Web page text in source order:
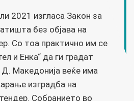
2021 изгласа Закон за
без објава на
Со тоа практично им се
и Енка“ да ги градат
Д. Македонија веќе има
изградба на
Собранието во